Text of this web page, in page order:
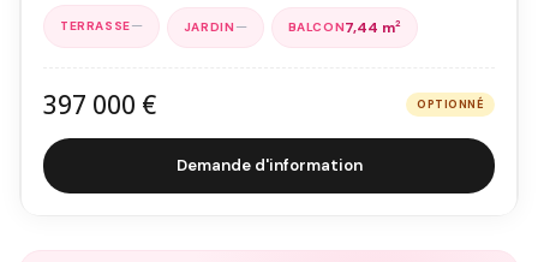
— — 7,44 m2
397 000 € OPTIONNÉ
Demande d'information